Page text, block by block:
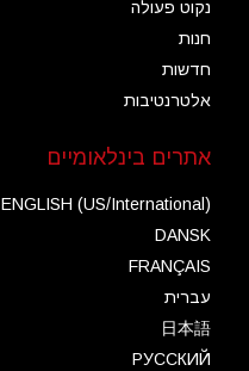
נקוט פעולה
חנות
חדשות
אלטרנטיבות
אתרים בינלאומיים
ENGLISH (US/International)
DANSK
FRANÇAIS
עברית
日本語
РУССКИЙ